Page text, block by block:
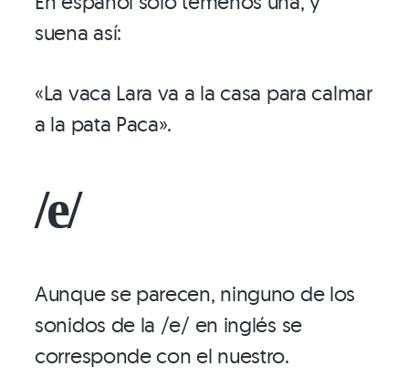
suena así:
«La vaca Lara va a la casa para calmar
a la pata Paca».
/e/
Aunque se parecen, ninguno de los
sonidos de la /e/ en inglés se
corresponde con el nuestro.